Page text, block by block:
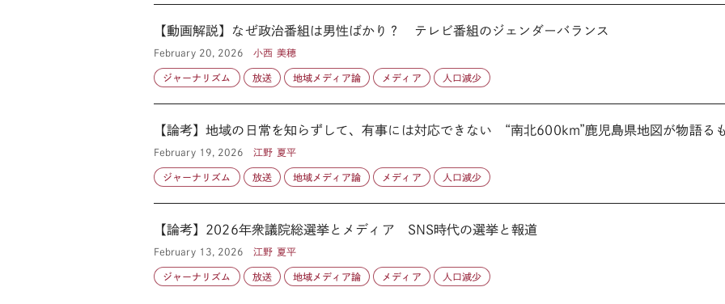
【動画解説】なぜ政治番組は男性ばかり？ テレビ番組のジェンダーバランス
February 20, 2026 小西 美穂
ジャーナリズム 放送 地域メディア論 メディア 人口減少
【論考】地域の日常を知らずして、有事には対応できない “南北600km”鹿児島県地図が物語る
February 19, 2026 江野 夏平
ジャーナリズム 放送 地域メディア論 メディア 人口減少
【論考】2026年衆議院総選挙とメディア SNS時代の選挙と報道
February 13, 2026 江野 夏平
ジャーナリズム 放送 地域メディア論 メディア 人口減少